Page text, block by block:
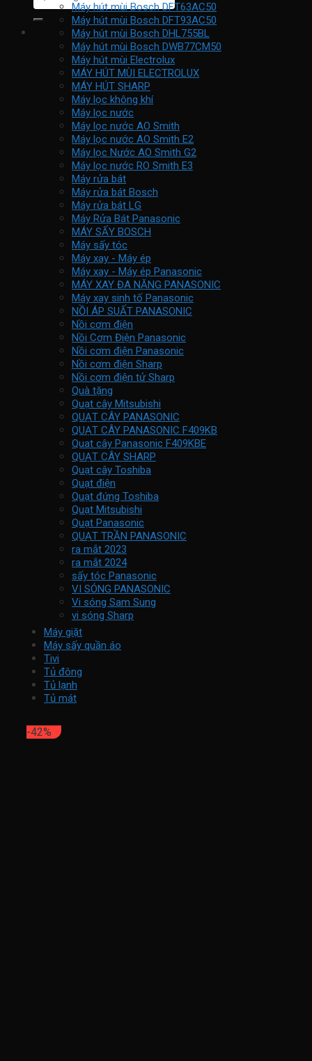
Máy hút mùi Bosch DFT63AC50
Máy hút mùi Bosch DFT93AC50
Máy hút mùi Bosch DHL755BL
Máy hút mùi Bosch DWB77CM50
Máy hút mùi Electrolux
MÁY HÚT MÙI ELECTROLUX
MÁY HÚT SHARP
Máy lọc không khí
Máy lọc nước
Máy lọc nước AO Smith
Máy lọc nước AO Smith E2
Máy lọc Nước AO Smith G2
Máy lọc nước RO Smith E3
Máy rửa bát
Máy rửa bát Bosch
Máy rửa bát LG
Máy Rửa Bát Panasonic
MÁY SẤY BOSCH
Máy sấy tóc
Máy xay - Máy ép
Máy xay - Máy ép Panasonic
MÁY XAY ĐA NĂNG PANASONIC
Máy xay sinh tố Panasonic
NỒI ÁP SUẤT PANASONIC
Nồi cơm điện
Nồi Cơm Điện Panasonic
Nồi cơm điện Panasonic
Nồi cơm điện Sharp
Nồi cơm điện tử Sharp
Quà tặng
Quạt cây Mitsubishi
QUẠT CÂY PANASONIC
QUẠT CÂY PANASONIC F409KB
Quat cây Panasonic F409KBE
QUẠT CÂY SHARP
Quạt cây Toshiba
Quạt điện
Quạt đứng Toshiba
Quạt Mitsubishi
Quạt Panasonic
QUẠT TRẦN PANASONIC
ra mắt 2023
ra mắt 2024
sấy tóc Panasonic
VI SÓNG PANASONIC
Vi sóng Sam Sung
vi sóng Sharp
Máy giặt
Máy sấy quần áo
Tivi
Tủ đông
Tủ lạnh
Tủ mát
-42%